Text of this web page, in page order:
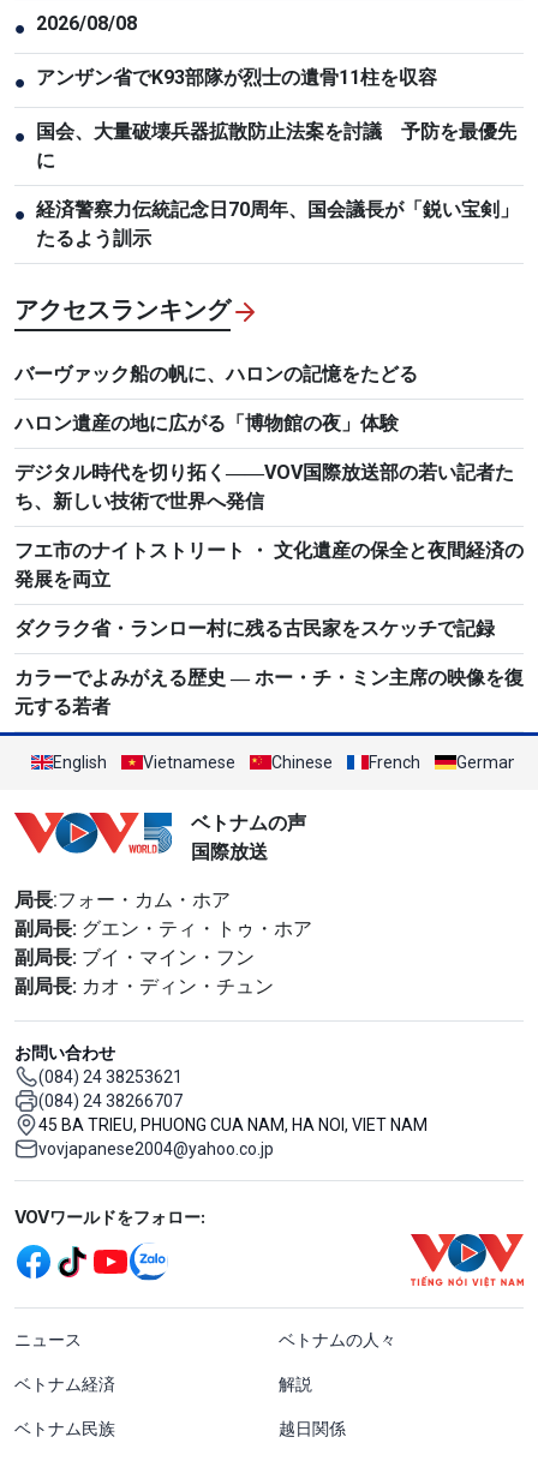
● 2026/08/08
● アンザン省でK93部隊が烈士の遺骨11柱を収容
●
国会、大量破壊兵器拡散防止法案を討議 予防を最優先
に
● 経済警察力伝統記念日70周年、国会議長が「鋭い宝剣」
たるよう訓示
アクセスランキング
バーヴァック船の帆に、ハロンの記憶をたどる
ハロン遺産の地に広がる「博物館の夜」体験
デジタル時代を切り拓く――VOV国際放送部の若い記者た
ち、新しい技術で世界へ発信
フエ市のナイトストリート ・ 文化遺産の保全と夜間経済の
発展を両立
ダクラク省・ランロー村に残る古民家をスケッチで記録
カラーでよみがえる歴史 ― ホー・チ・ミン主席の映像を復
元する若者
English Vietnamese Chinese French German
ベトナムの声
国際放送
局長:フォー・カム・ホア
副局長: グエン・ティ・トゥ・ホア
副局長: ブイ・マイン・フン
副局長: カオ・ディン・チュン
お問い合わせ
(084) 24 38253621
(084) 24 38266707
45 BA TRIEU, PHUONG CUA NAM, HA NOI, VIET NAM
vovjapanese2004@yahoo.co.jp
Mạng xã hội
VOVワールドをフォロー:
menu footer tiếng Nhật
ニュース ベトナムの人々
ベトナム経済 解説
ベトナム民族 越日関係